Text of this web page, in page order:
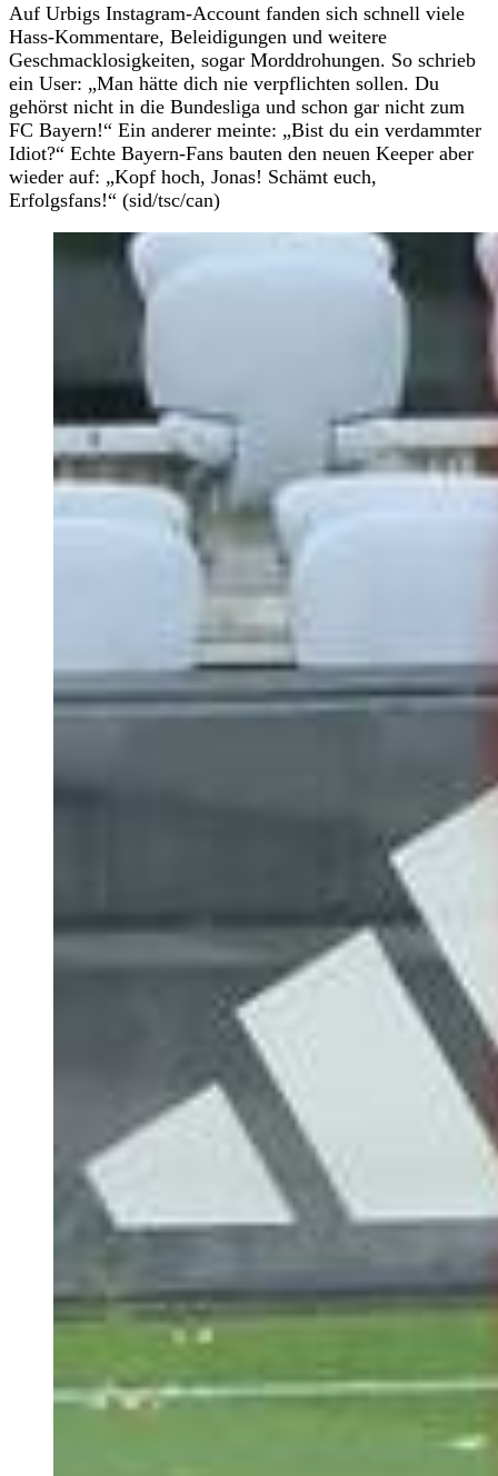
Auf Urbigs Instagram-Account fanden sich schnell viele
Hass-Kommentare, Beleidigungen und weitere
Geschmacklosigkeiten, sogar Morddrohungen. So schrieb
ein User: „Man hätte dich nie verpflichten sollen. Du
gehörst nicht in die Bundesliga und schon gar nicht zum
FC Bayern!“ Ein anderer meinte: „Bist du ein verdammter
Idiot?“ Echte Bayern-Fans bauten den neuen Keeper aber
wieder auf: „Kopf hoch, Jonas! Schämt euch,
Erfolgsfans!“ (sid/tsc/can)